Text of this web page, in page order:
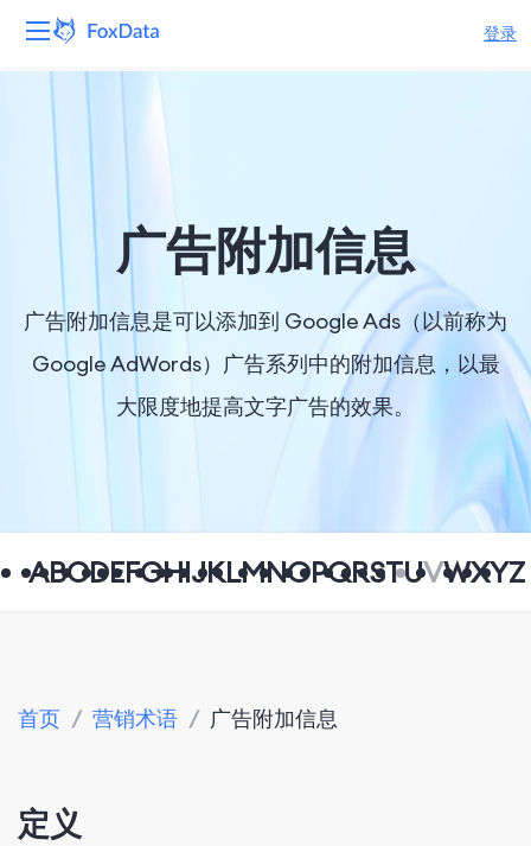
登录
解决方案 广告附加信息
广告附加信息是可以添加到 Google Ads（以前称为
Google AdWords）广告系列中的附加信息，以最
大限度地提高文字广告的效果。
ABCDEFGHIJKLMNOPQRSTUVWXYZ
首页 / 营销术语 / 广告附加信息
定义